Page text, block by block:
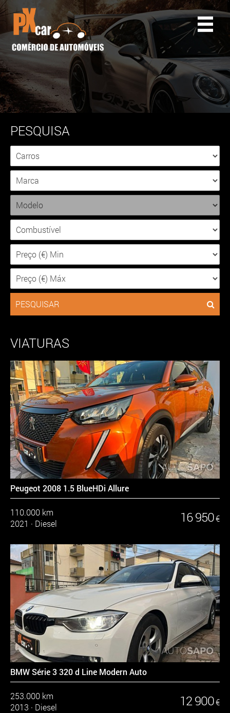
PESQUISA
PESQUISAR
VIATURAS
Peugeot 2008 1.5 BlueHDi Allure
110.000 km
2021 · Diesel 16 950 €
BMW Série 3 320 d Line Modern Auto
253.000 km
2013 · Diesel 12 900 €